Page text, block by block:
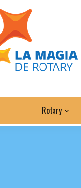
Rotary